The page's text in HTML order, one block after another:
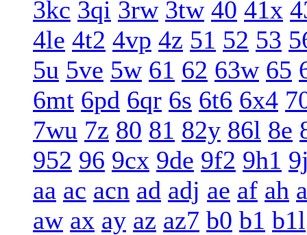
3kc 3qi 3rw 3tw 40 41x
4le 4t2 4vp 4z 51 52 53
5u 5ve 5w 61 62 63w 65
6mt 6pd 6qr 6s 6t6 6x4
7wu 7z 80 81 82y 86l 8e
952 96 9cx 9de 9f2 9h1
aa ac acn ad adj ae af ah
aw ax ay az az7 b0 b1 b1l